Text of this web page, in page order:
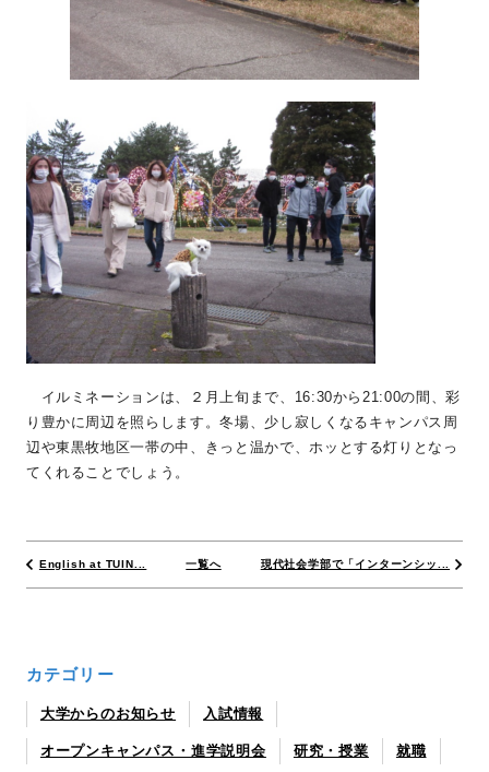
イルミネーションは、２月上旬まで、16:30から21:00の間、彩
り豊かに周辺を照らします。冬場、少し寂しくなるキャンパス周
辺や東黒牧地区一帯の中、きっと温かで、ホッとする灯りとなっ
てくれることでしょう。
English at TUIN... 一覧へ 現代社会学部で「インターンシッ...
カテゴリー
大学からのお知らせ 入試情報
オープンキャンパス・進学説明会 研究・授業 就職